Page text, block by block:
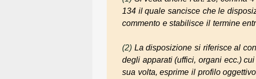
134 il quale sancisce che le
commento e stabilisce il termine
(2) La disposizione si riferisce al
degli apparati (uffici, organi ecc.)
sua volta, esprime il profilo